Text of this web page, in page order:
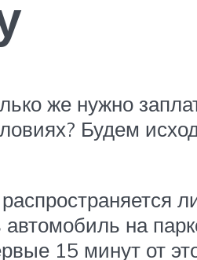
же нужно
Будем
на
15 минут от